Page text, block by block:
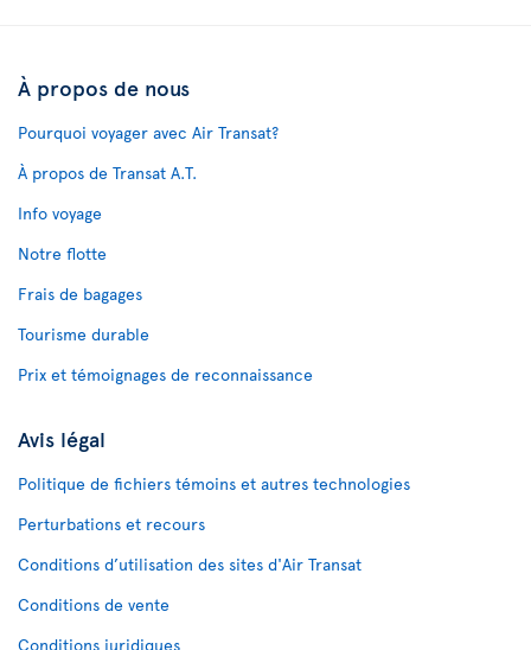
À propos de nous
Pourquoi voyager avec Air Transat?
À propos de Transat A.T.
Info voyage
Notre flotte
Frais de bagages
Tourisme durable
Prix et témoignages de reconnaissance
Avis légal
Politique de fichiers témoins et autres technologies
Perturbations et recours
Conditions d’utilisation des sites d'Air Transat
Conditions de vente
Conditions juridiques